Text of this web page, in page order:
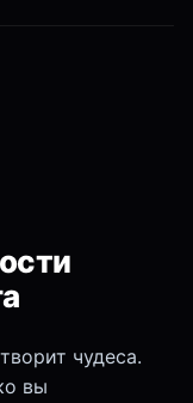
чудеса.
вы